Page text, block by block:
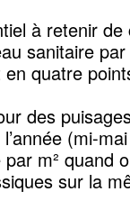
à retenir
sanitaire
quatre
des
(mi-
par m² quand
sur la